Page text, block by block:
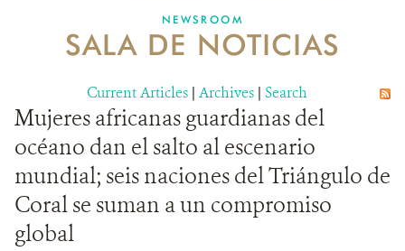
MECANISMO DE ATENCIÓN DE QUEJAS Y RECLAMOS
DONA
NEWSROOM
SALA DE NOTICIAS
Current Articles | Archives | Search
Mujeres africanas guardianas del
océano dan el salto al escenario
mundial; seis naciones del Triángulo de
Coral se suman a un compromiso
global